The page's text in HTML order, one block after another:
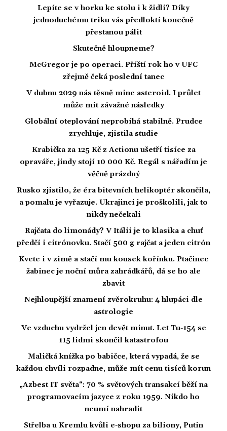
Lepíte se v horku ke stolu i k židli? Díky
jednoduchému triku vás předloktí konečně
přestanou pálit
Skutečně hloupneme?
McGregor je po operaci. Příští rok ho v UFC
zřejmě čeká poslední tanec
V dubnu 2029 nás těsně mine asteroid. I průlet
může mít závažné následky
Globální oteplování neprobíhá stabilně. Prudce
zrychluje, zjistila studie
Krabička za 125 Kč z Actionu ušetří tisíce za
opraváře, jindy stojí 10 000 Kč. Regál s nářadím je
věčně prázdný
Rusko zjistilo, že éra bitevních helikoptér skončila,
a pomalu je vyřazuje. Ukrajinci je proškolili, jak to
nikdy nečekali
Rajčata do limonády? V Itálii je to klasika a chuť
předčí i citrónovku. Stačí 500 g rajčat a jeden citrón
Kvete i v zimě a stačí mu kousek kořínku. Ptačinec
žabinec je noční můra zahrádkářů, dá se ho ale
zbavit
Nejhloupější znamení zvěrokruhu: 4 hlupáci dle
astrologie
Ve vzduchu vydržel jen devět minut. Let Tu-154 se
115 lidmi skončil katastrofou
Maličká knížka po babičce, která vypadá, že se
každou chvíli rozpadne, může mít cenu tisíců korun
„Azbest IT světa“: 70 % světových transakcí běží na
programovacím jazyce z roku 1959. Nikdo ho
neumí nahradit
Střelba u Kremlu kvůli e-shopu za biliony, Putin